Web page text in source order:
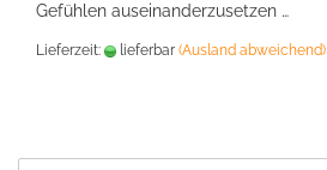
Gefühlen auseinanderzusetzen …
Lieferzeit: lieferbar (Ausland abweichend)